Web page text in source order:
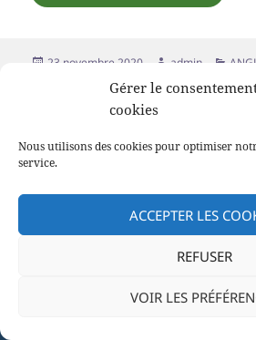
Gérer le
cookies
Nous utilisons des cookies pour optimiser
service.
ACCEPTER LES
REFUSER
VOIR LES
Publié
23 novembre 2020 Auteur
admin